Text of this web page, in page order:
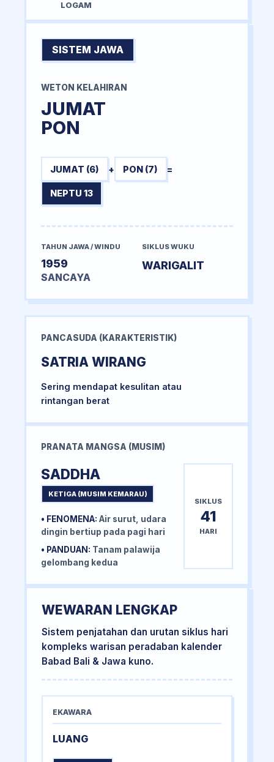
LOGAM
SISTEM JAWA
WETON KELAHIRAN
JUMAT
PON
JUMAT (6) + PON (7) =
NEPTU 13
TAHUN JAWA / WINDU
1959
SANCAYA
SIKLUS WUKU
WARIGALIT
PANCASUDA (KARAKTERISTIK)
SATRIA WIRANG
Sering mendapat kesulitan atau
rintangan berat
PRANATA MANGSA (MUSIM)
SADDHA
KETIGA (MUSIM KEMARAU)
• FENOMENA: Air surut, udara
dingin bertiup pada pagi hari
• PANDUAN: Tanam palawija
gelombang kedua
SIKLUS
41
HARI
WEWARAN LENGKAP
Sistem penjatahan dan urutan siklus hari
kompleks warisan peradaban kalender
Babad Bali & Jawa kuno.
EKAWARA
LUANG